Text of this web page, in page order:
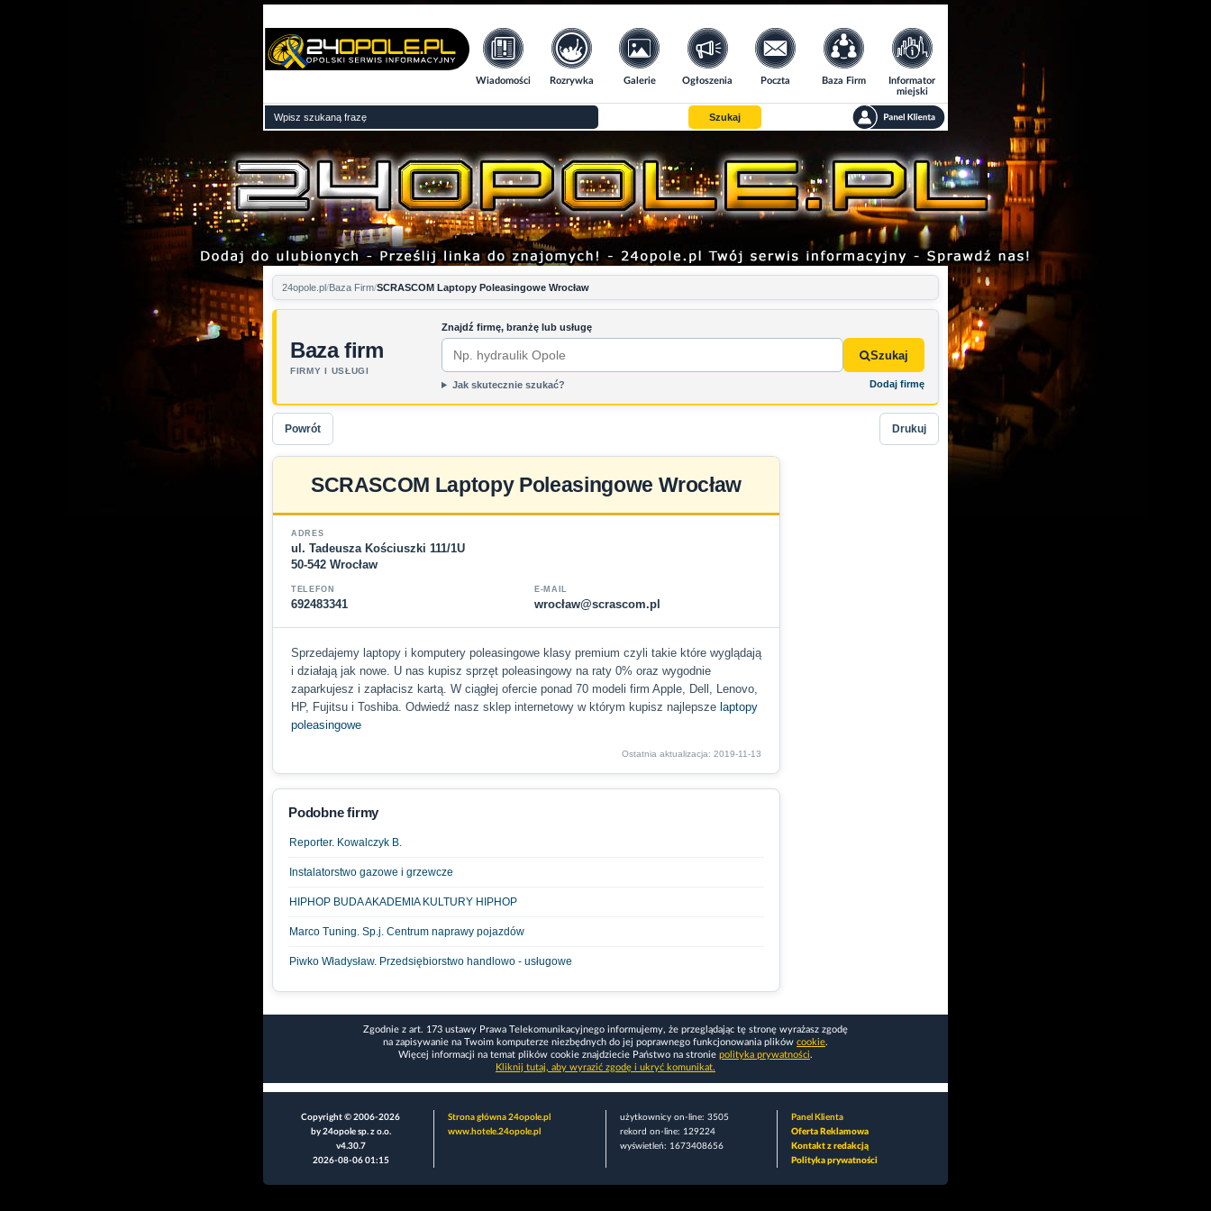
Wiadomości Rozrywka Galerie Ogłoszenia Poczta Baza Firm
Informator
miejski
Szukaj
24opole.pl Baza Firm SCRASCOM Laptopy Poleasingowe Wrocław
Baza firm
FIRMY I USŁUGI
Znajdź firmę, branżę lub usługę
Szukaj
Jak skutecznie szukać? Dodaj firmę
Powrót Drukuj
SCRASCOM Laptopy Poleasingowe Wrocław
ADRES
ul. Tadeusza Kościuszki 111/1U
50-542 Wrocław
TELEFON
692483341
E-MAIL
wrocław@scrascom.pl
Sprzedajemy laptopy i komputery poleasingowe klasy premium czyli takie które wyglądają
i działają jak nowe. U nas kupisz sprzęt poleasingowy na raty 0% oraz wygodnie
zaparkujesz i zapłacisz kartą. W ciągłej ofercie ponad 70 modeli firm Apple, Dell, Lenovo,
HP, Fujitsu i Toshiba. Odwiedź nasz sklep internetowy w którym kupisz najlepsze laptopy
poleasingowe
Ostatnia aktualizacja: 2019-11-13
Podobne firmy
Reporter. Kowalczyk B.
Instalatorstwo gazowe i grzewcze
HIPHOP BUDA AKADEMIA KULTURY HIPHOP
Marco Tuning. Sp.j. Centrum naprawy pojazdów
Piwko Władysław. Przedsiębiorstwo handlowo - usługowe
Zgodnie z art. 173 ustawy Prawa Telekomunikacyjnego informujemy, że przeglądając tę stronę wyrażasz zgodę
na zapisywanie na Twoim komputerze niezbędnych do jej poprawnego funkcjonowania plików cookie.
Więcej informacji na temat plików cookie znajdziecie Państwo na stronie polityka prywatności.
Kliknij tutaj, aby wyrazić zgodę i ukryć komunikat.
Copyright © 2006-2026
by 24opole sp. z o.o.
v4.30.7
2026-08-06 01:15
Strona główna 24opole.pl
www.hotele.24opole.pl
użytkownicy on-line: 3505
rekord on-line: 129224
wyświetleń: 1673408656
Panel Klienta
Oferta Reklamowa
Kontakt z redakcją
Polityka prywatności